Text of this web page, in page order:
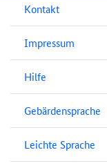
Kontakt
Impressum
Hilfe
Gebärdensprache
Leichte Sprache